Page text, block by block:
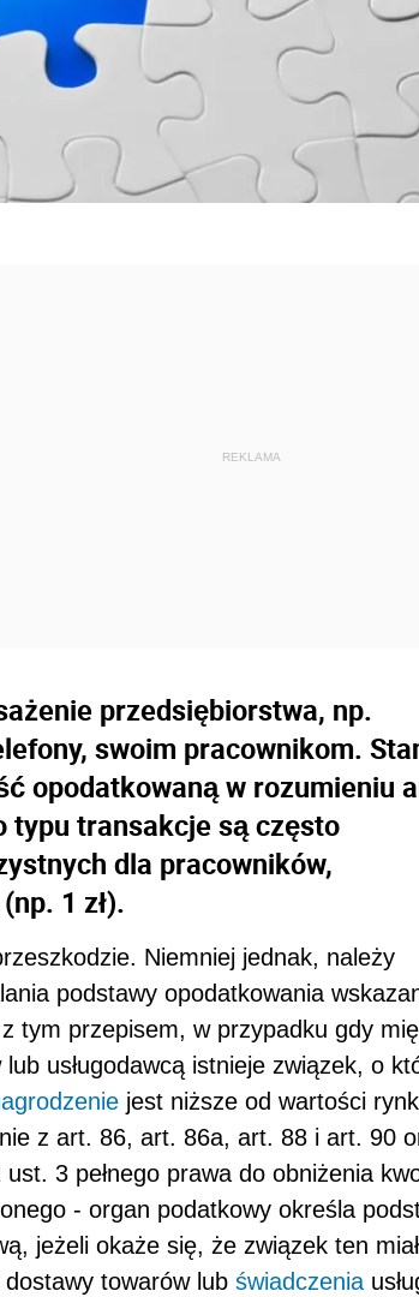
przedsiębiorstwa, np.
swoim pracownikom.
opodatkowaną w rozumieniu
typu transakcje są często
dla pracowników,
1 zł).
Niemniej jednak, należy
podstawy opodatkowania
tym przepisem, w przypadku gdy
usługodawcą istnieje związek, o
jest niższe od wartości
z art. 86, art. 86a, art. 88 i art. 90
3 pełnego prawa do obniżenia
- organ podatkowy określa
jeżeli okaże się, że związek ten miał
towarów lub świadczenia